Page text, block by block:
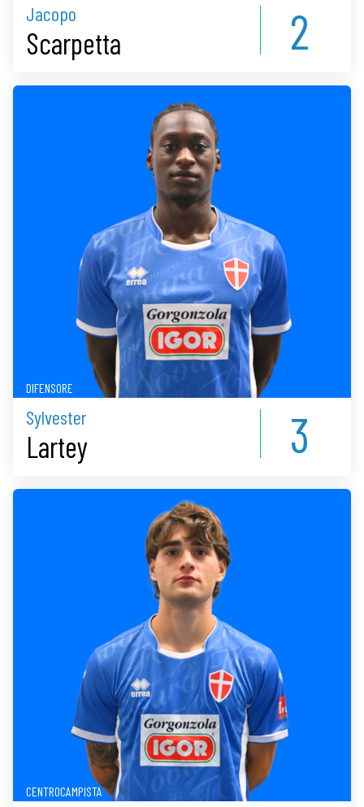
Jacopo
Scarpetta 2
DIFENSORE
Sylvester
Lartey 3
CENTROCAMPISTA